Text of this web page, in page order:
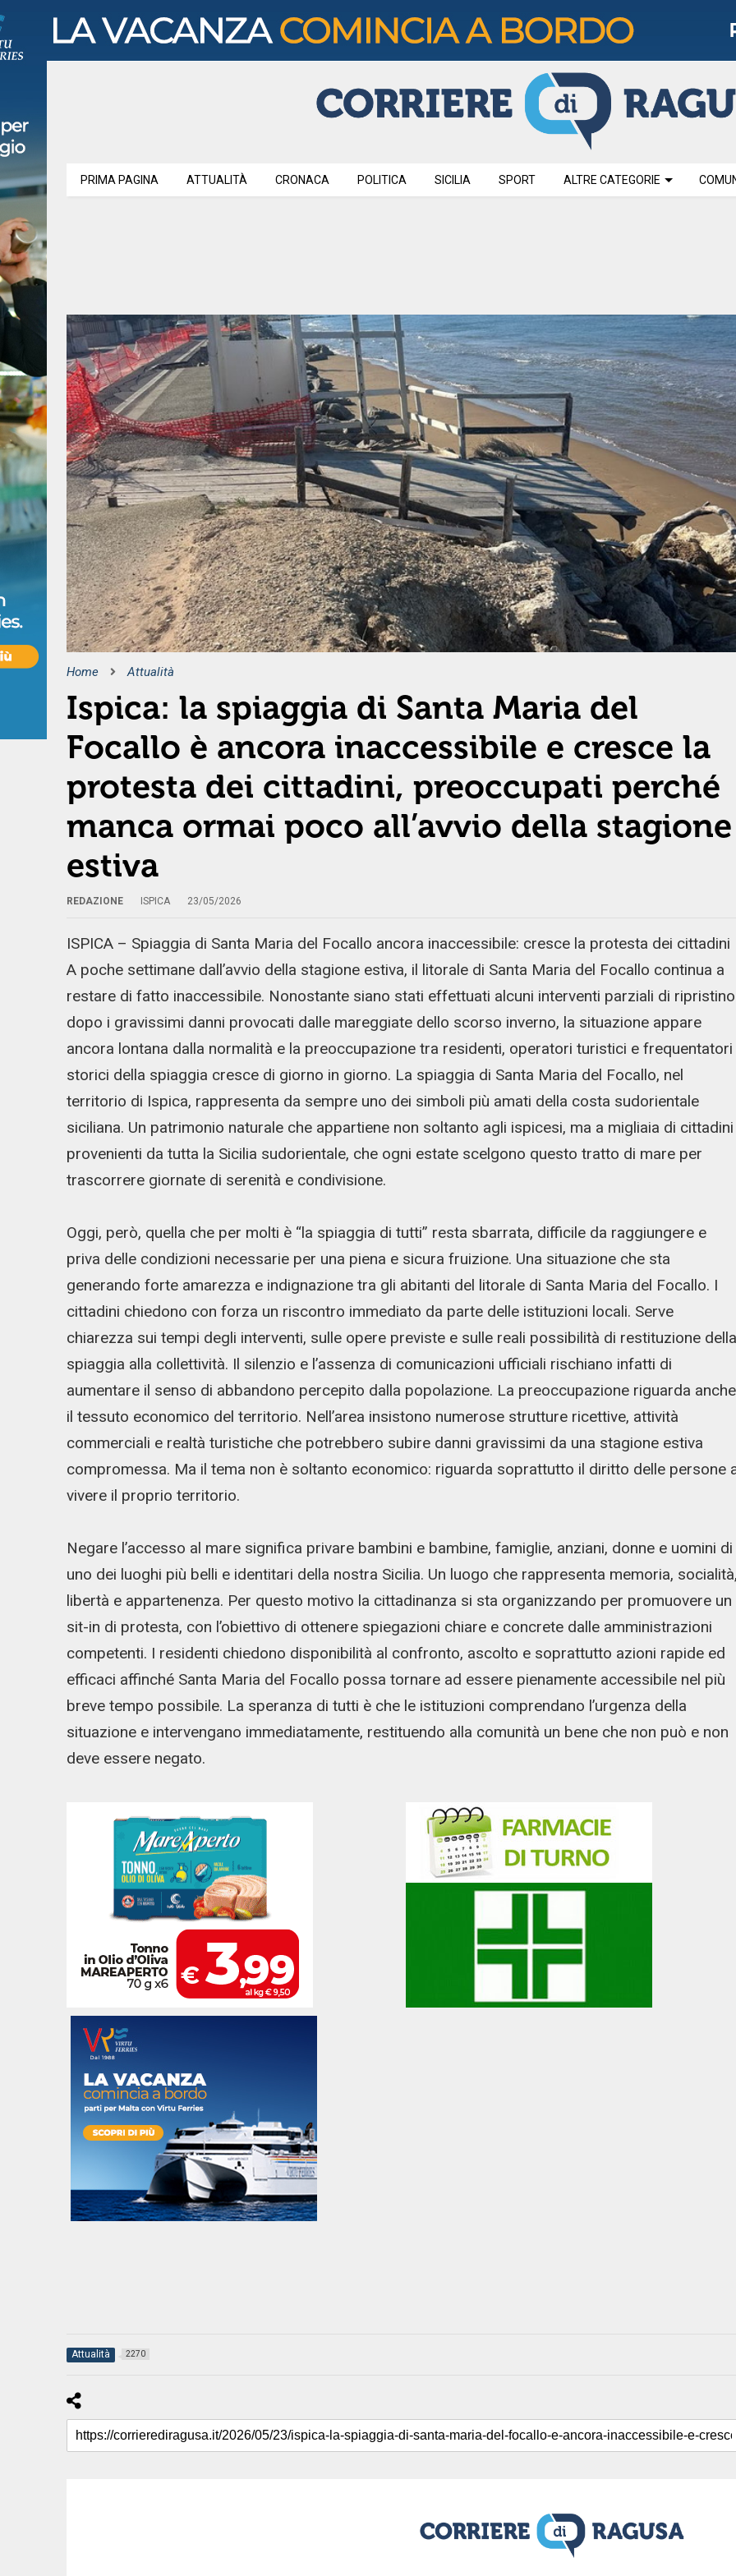
PRIMA PAGINA ATTUALITÀ CRONACA POLITICA SICILIA SPORT ALTRE CATEGORIE
Home Attualità
Ispica: la spiaggia di Santa Maria del
Focallo è ancora inaccessibile e cresce la
protesta dei cittadini, preoccupati perché
manca ormai poco all’avvio della stagione
estiva
REDAZIONE ISPICA 23/05/2026
ISPICA – Spiaggia di Santa Maria del Focallo ancora inaccessibile: cresce la protesta dei cittadini
A poche settimane dall’avvio della stagione estiva, il litorale di Santa Maria del Focallo continua a
restare di fatto inaccessibile. Nonostante siano stati effettuati alcuni interventi parziali di ripristino
dopo i gravissimi danni provocati dalle mareggiate dello scorso inverno, la situazione appare
ancora lontana dalla normalità e la preoccupazione tra residenti, operatori turistici e frequentatori
storici della spiaggia cresce di giorno in giorno. La spiaggia di Santa Maria del Focallo, nel
territorio di Ispica, rappresenta da sempre uno dei simboli più amati della costa sudorientale
siciliana. Un patrimonio naturale che appartiene non soltanto agli ispicesi, ma a migliaia di cittadini
provenienti da tutta la Sicilia sudorientale, che ogni estate scelgono questo tratto di mare per
trascorrere giornate di serenità e condivisione.
Oggi, però, quella che per molti è “la spiaggia di tutti” resta sbarrata, difficile da raggiungere e
priva delle condizioni necessarie per una piena e sicura fruizione. Una situazione che sta
generando forte amarezza e indignazione tra gli abitanti del litorale di Santa Maria del Focallo. I
cittadini chiedono con forza un riscontro immediato da parte delle istituzioni locali. Serve
chiarezza sui tempi degli interventi, sulle opere previste e sulle reali possibilità di restituzione della
spiaggia alla collettività. Il silenzio e l’assenza di comunicazioni ufficiali rischiano infatti di
aumentare il senso di abbandono percepito dalla popolazione. La preoccupazione riguarda anche
il tessuto economico del territorio. Nell’area insistono numerose strutture ricettive, attività
commerciali e realtà turistiche che potrebbero subire danni gravissimi da una stagione estiva
compromessa. Ma il tema non è soltanto economico: riguarda soprattutto il diritto delle persone
vivere il proprio territorio.
Negare l’accesso al mare significa privare bambini e bambine, famiglie, anziani, donne e uomini di
uno dei luoghi più belli e identitari della nostra Sicilia. Un luogo che rappresenta memoria,
libertà e appartenenza. Per questo motivo la cittadinanza si sta organizzando per promuovere un
sit-in di protesta, con l’obiettivo di ottenere spiegazioni chiare e concrete dalle amministrazioni
competenti. I residenti chiedono disponibilità al confronto, ascolto e soprattutto azioni rapide ed
efficaci affinché Santa Maria del Focallo possa tornare ad essere pienamente accessibile nel più
breve tempo possibile. La speranza di tutti è che le istituzioni comprendano l’urgenza della
situazione e intervengano immediatamente, restituendo alla comunità un bene che non può e non
deve essere negato.
Attualità 2270